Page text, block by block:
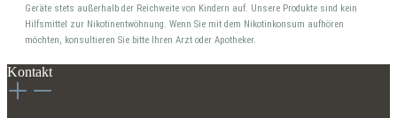
Geräte stets außerhalb der Reichweite von Kindern auf. Unsere Produkte sind kein
Hilfsmittel zur Nikotinentwöhnung. Wenn Sie mit dem Nikotinkonsum aufhören
möchten, konsultieren Sie bitte Ihren Arzt oder Apotheker.
Kontakt